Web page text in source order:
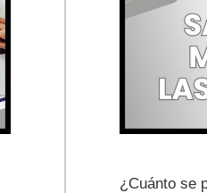
¿Cuánto se